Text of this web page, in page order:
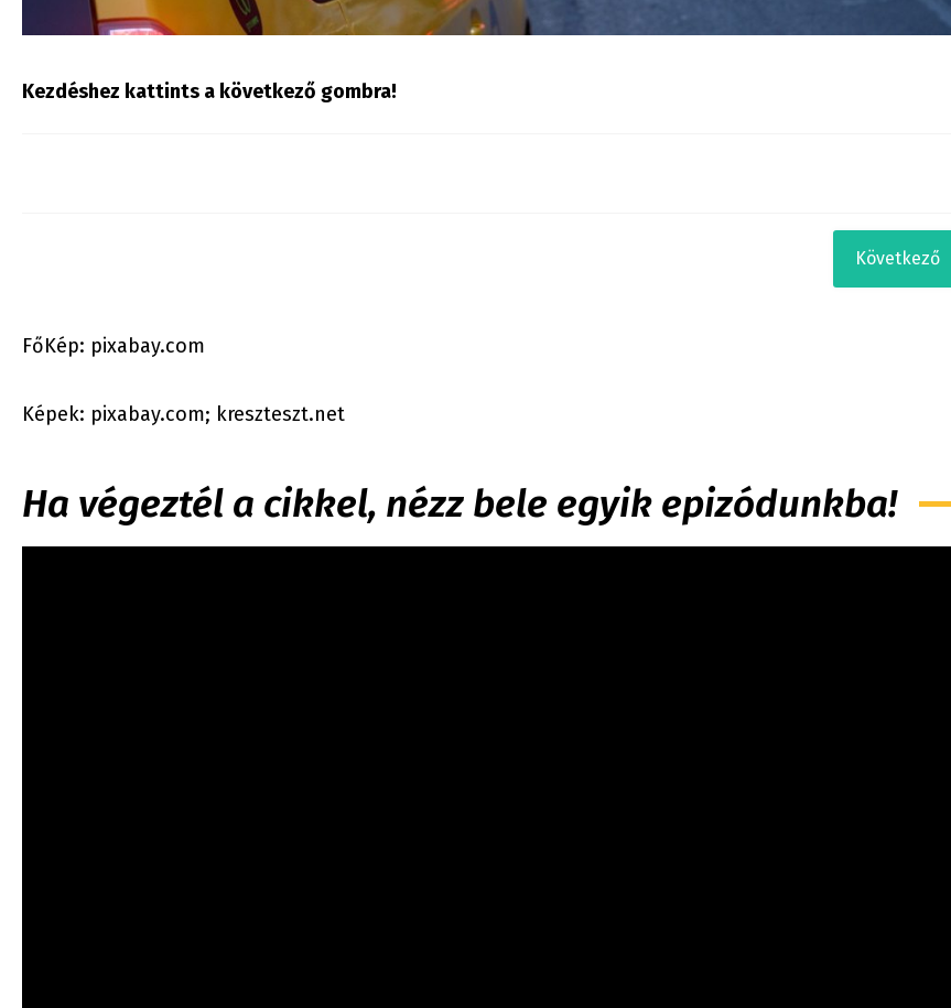
Kezdéshez kattints a következő gombra!
Következő
FőKép: pixabay.com
Képek: pixabay.com; kreszteszt.net
Ha végeztél a cikkel, nézz bele egyik epizódunkba!